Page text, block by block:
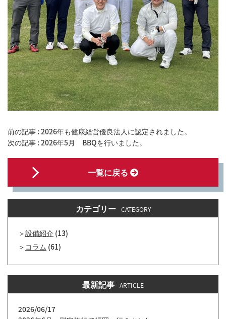
前の記事 : 2026年も健康経営優良法人に認定されました。
次の記事 : 2026年5月 BBQを行いました。
一覧に戻る
カテゴリー CATEGORY
設備紹介 (13)
コラム (61)
最新記事 ARTICLE
2026/06/17